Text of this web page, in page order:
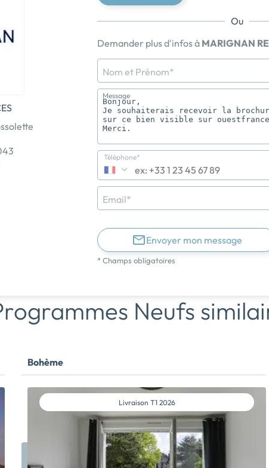
Ou
Demander plus d'infos à MARIGNAN
Nom et Prénom*
Message
Téléphone*
Email*
Envoyer mon message
* Champs obligatoires
Neufs
Bohème
Livraison T1 2026